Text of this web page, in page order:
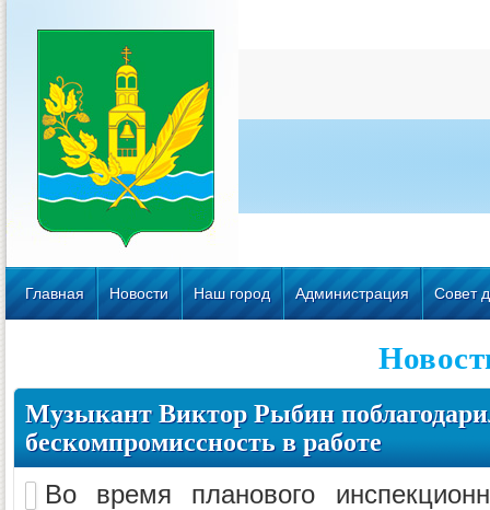
Главная Новости Наш город Администрация Совет
Музыкант Виктор Рыбин
бескомпромиссность в работе
Во время планового